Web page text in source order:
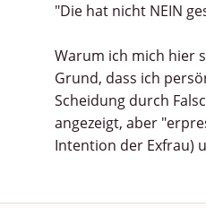
"Die hat nicht NEIN
Warum ich mich hier
Grund, dass ich
Scheidung durch
angezeigt, aber
Intention der Exfrau)